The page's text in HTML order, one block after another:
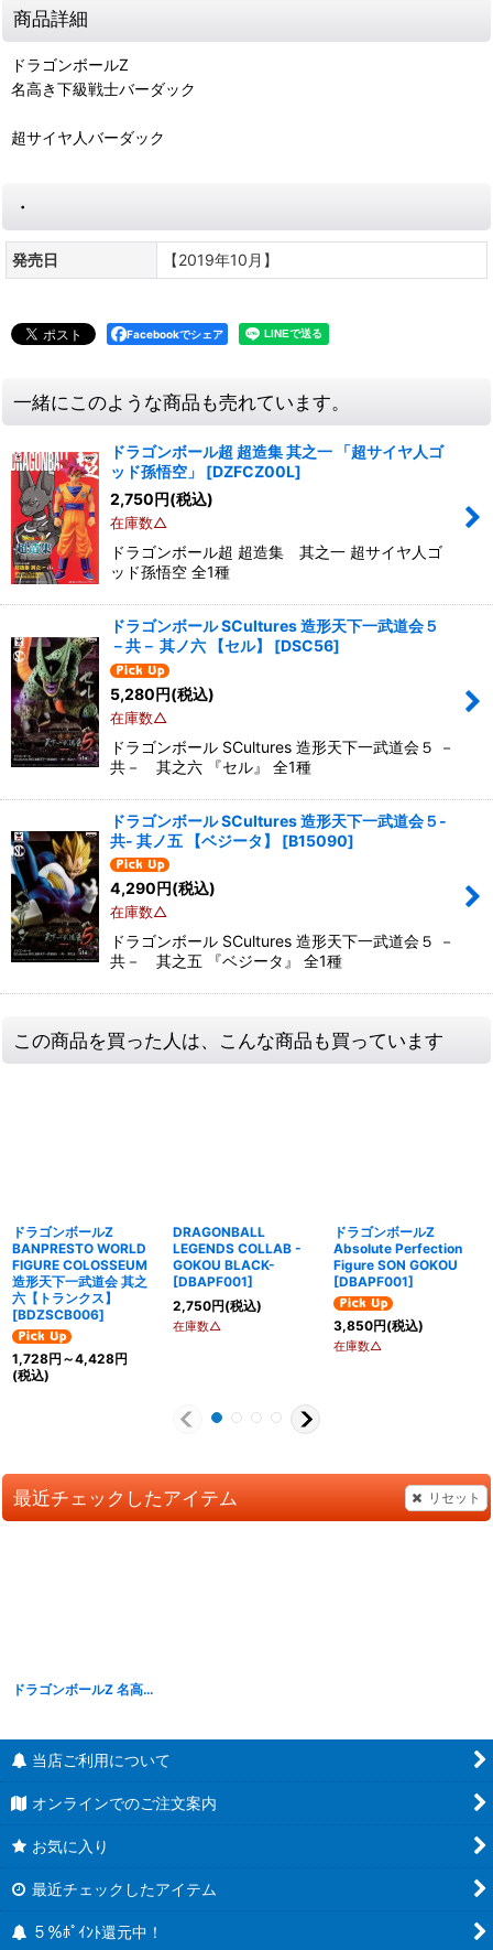
商品詳細
ドラゴンボールZ
名高き下級戦士バーダック
超サイヤ人バーダック
・
発売日 【2019年10月】
Facebookでシェア
一緒にこのような商品も売れています。
ドラゴンボール超 超造集 其之一 「超サイヤ人ゴ
ッド孫悟空」
[DZFCZ00L]
2,750円(税込)
在庫数△
ドラゴンボール超 超造集 其之一 超サイヤ人ゴ
ッド孫悟空 全1種
ドラゴンボール SCultures 造形天下一武道会５
－共－ 其ノ六 【セル】
[DSC56]
5,280円(税込)
在庫数△
ドラゴンボール SCultures 造形天下一武道会５ －
共－ 其之六 『セル』 全1種
ドラゴンボール SCultures 造形天下一武道会５-
共- 其ノ五 【ベジータ】
[B15090]
4,290円(税込)
在庫数△
ドラゴンボール SCultures 造形天下一武道会５ －
共－ 其之五 『ベジータ』 全1種
この商品を買った人は、こんな商品も買っています
ドラゴンボールZ
BANPRESTO WORLD
FIGURE COLOSSEUM
造形天下一武道会 其之
六【トランクス】
[BDZSCB006]
1,728円 ～4,428円
(税込)
DRAGONBALL
LEGENDS COLLAB -
GOKOU BLACK-
[DBAPF001]
2,750円(税込)
在庫数△
ドラゴンボールZ
Absolute Perfection
Figure SON GOKOU
[DBAPF001]
3,850円(税込)
在庫数△
最近チェックしたアイテム リセット
ドラゴンボールZ 名高き下級戦士バーダック
当店ご利用について
オンラインでのご注文案内
お気に入り
最近チェックしたアイテム
５％ﾎﾟｲﾝﾄ還元中！